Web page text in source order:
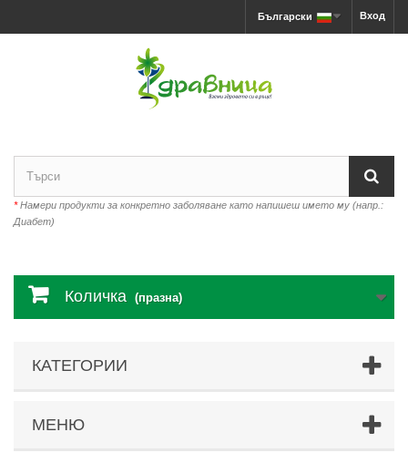
Вход
Български
*Намери продукти за конкретно заболяване като напишеш името му (напр.:
Диабет)
Количка (празна)
КАТЕГОРИИ
МЕНЮ